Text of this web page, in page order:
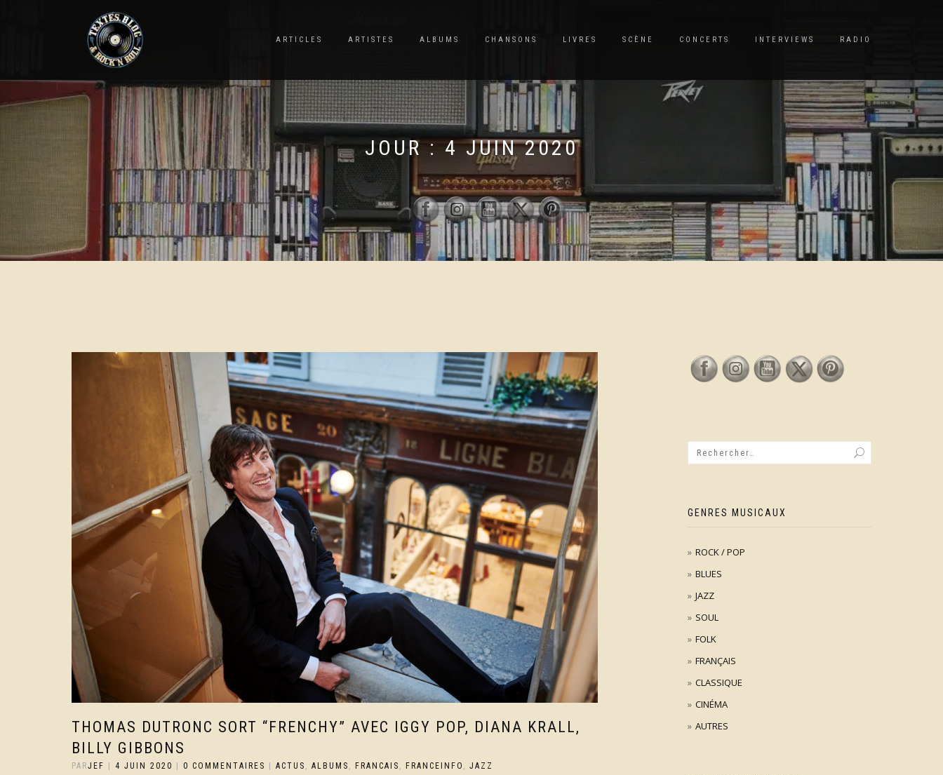
ARTICLES ARTISTES ALBUMS CHANSONS LIVRES SCÈNE CONCERTS INTERVIEWS RADIO
JOUR :4 JUIN 2020
THOMAS DUTRONC SORT “FRENCHY” AVEC IGGY POP, DIANA KRALL,
BILLY GIBBONS
PARJEF 4 JUIN 2020 0 COMMENTAIRES ACTUS , ALBUMS , FRANCAIS , FRANCEINFO , JAZZ
GENRES MUSICAUX
ROCK / POP
BLUES
JAZZ
SOUL
FOLK
FRANÇAIS
CLASSIQUE
CINÉMA
AUTRES